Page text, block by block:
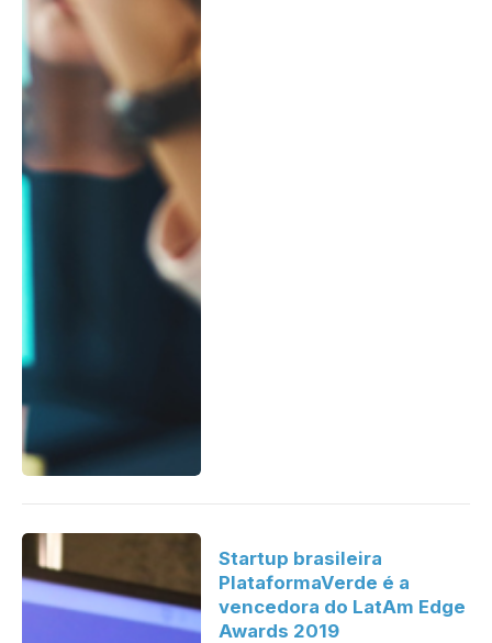
Startup brasileira
PlataformaVerde é a
vencedora do LatAm Edge
Awards 2019